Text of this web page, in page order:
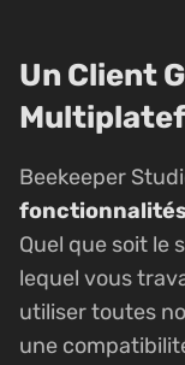
Un Client
Beekeeper
Quel que soit le
lequel vous
utiliser toutes
une